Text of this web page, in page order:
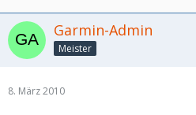
Garmin-Admin
Meister
8. März 2010